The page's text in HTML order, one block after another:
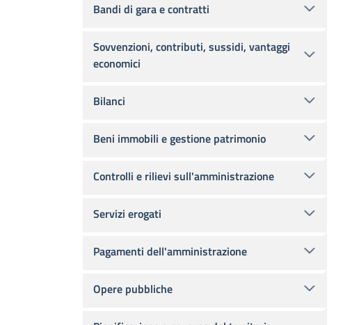
Bandi di gara e contratti
Sovvenzioni, contributi, sussidi, vantaggi
economici
Bilanci
Beni immobili e gestione patrimonio
Controlli e rilievi sull'amministrazione
Servizi erogati
Pagamenti dell'amministrazione
Opere pubbliche